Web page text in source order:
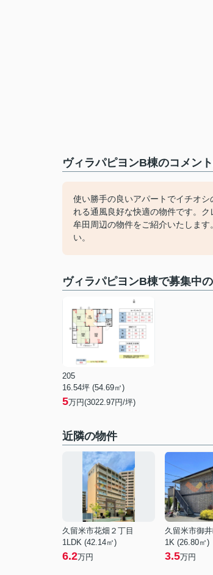
ヴィラパピヨンB棟のコメン
使い勝手の良いアパートでイチオ
れる通風良好な快適の物件です。
牟田周辺の物件をご紹介いたしま
い。
ヴィラパピヨンB棟で募集中
205
16.54坪 (54.69㎡)
5万円(3022.97円/坪)
近隣の物件
久留米市花畑２丁目
1LDK (42.14㎡)
6.2万円
久留米市御
1K (26.80㎡)
3.5万円